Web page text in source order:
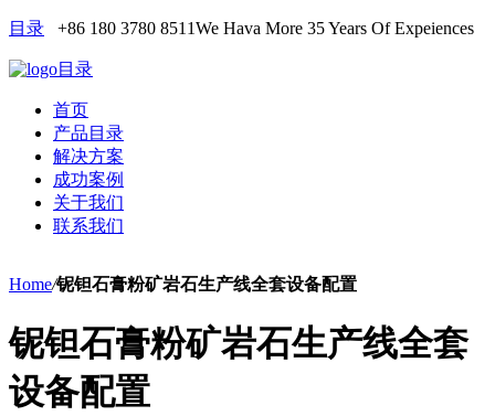
目录 +86 180 3780 8511We Hava More 35 Years Of Expeiences
目录
首页
产品目录
解决方案
成功案例
关于我们
联系我们
Home/铌钽石膏粉矿岩石生产线全套设备配置
铌钽石膏粉矿岩石生产线全套
设备配置